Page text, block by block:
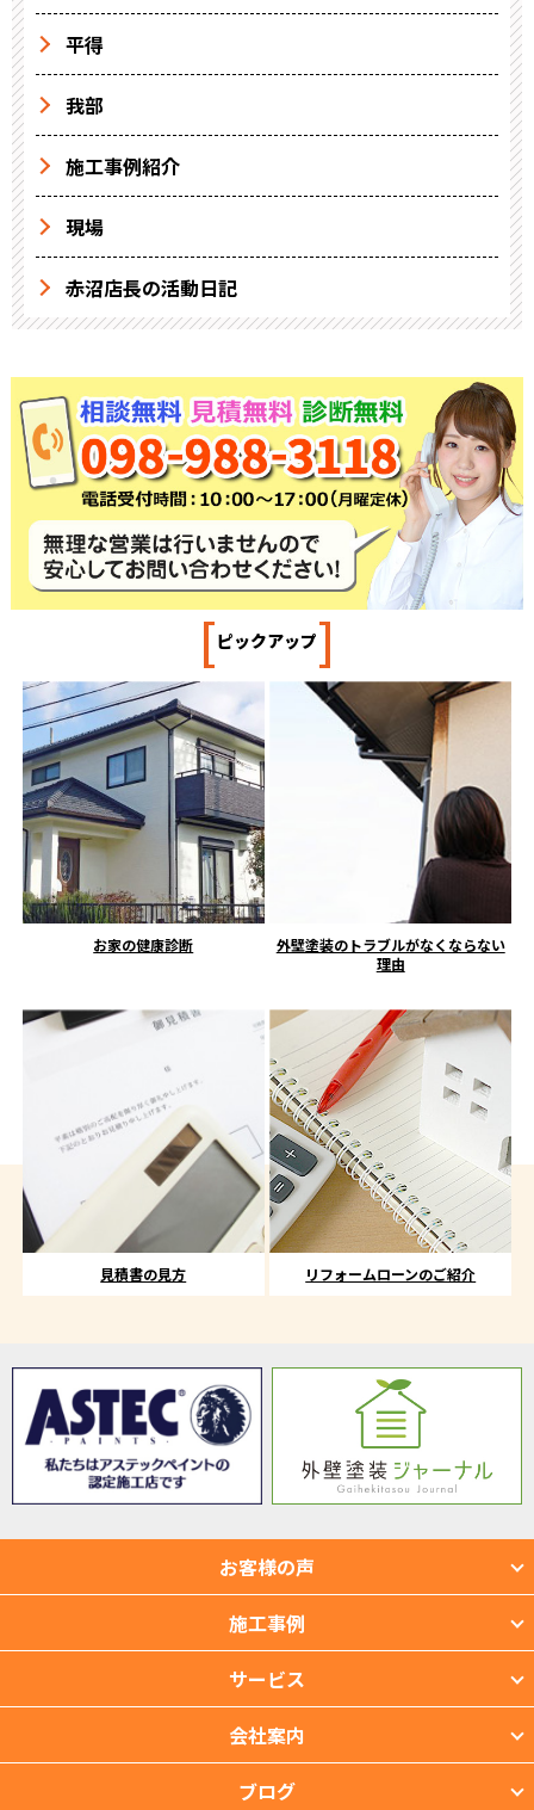
平得
我部
施工事例紹介
現場
赤沼店長の活動日記
[ピックアップ]
お家の健康診断
外壁塗装のトラブルがなくならない
理由
見積書の見方 リフォームローンのご紹介
お客様の声
施工事例
サービス
会社案内
ブログ